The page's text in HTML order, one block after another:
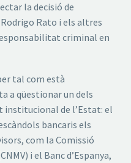
la decisió de
Rodrigo Rato i els altres
criminal en
tal com està
a qüestionar un dels
de l’Estat: el
bancaris els
com la Comissió
i el Banc d’Espanya,